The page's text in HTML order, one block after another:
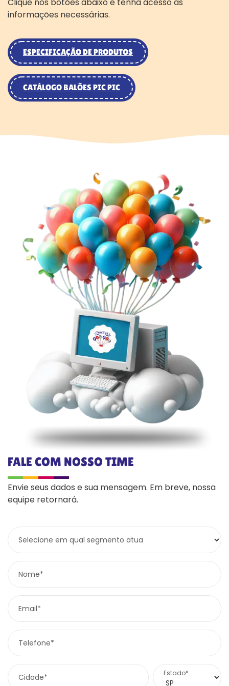
Clique nos botões abaixo e tenha acesso as
informações necessárias.
ESPECIFICAÇÃO DE PRODUTOS
CATÁLOGO BALÕES PIC PIC
FALE COM NOSSO TIME
Envie seus dados e sua mensagem. Em breve, nossa
equipe retornará.
Selecione em qual segmento atua
Nome*
Email*
Telefone*
Cidade* Estado*